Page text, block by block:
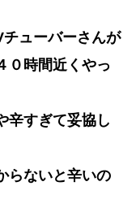
ューバーさんが
０時間近くやっ
辛すぎて妥協し
らないと辛いの